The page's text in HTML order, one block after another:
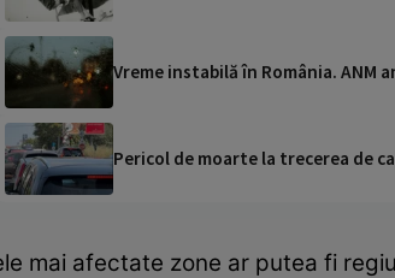
Vreme instabilă în România.
Pericol de moarte la trecerea de
mai afectate zone ar putea fi